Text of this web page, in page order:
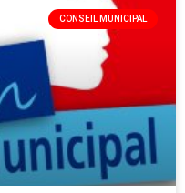
CONSEIL MUNICIPAL